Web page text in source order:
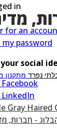
in
for an
password
social
נפרד מתקנון